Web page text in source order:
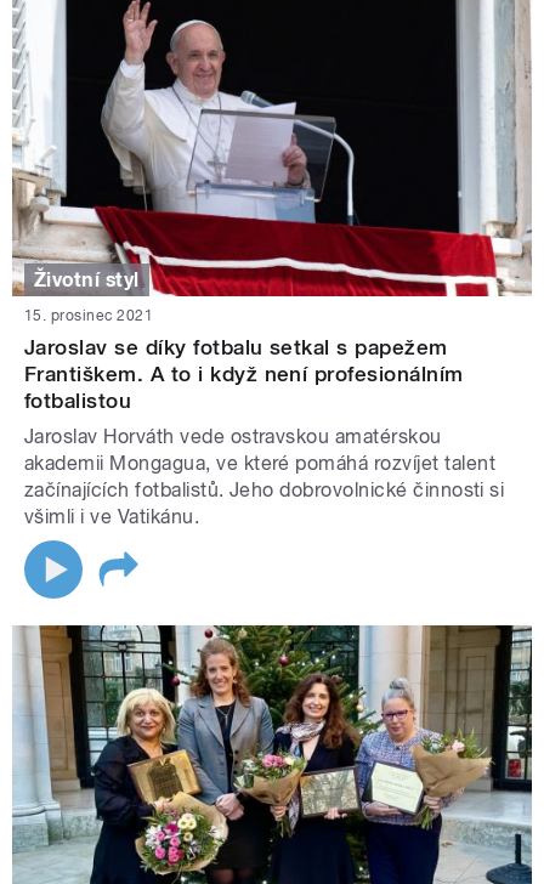
Životní styl
15. prosinec 2021
Jaroslav se díky fotbalu setkal s papežem
Františkem. A to i když není profesionálním
fotbalistou
Jaroslav Horváth vede ostravskou amatérskou
akademii Mongagua, ve které pomáhá rozvíjet talent
začínajících fotbalistů. Jeho dobrovolnické činnosti si
všimli i ve Vatikánu.